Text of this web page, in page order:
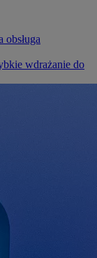
obsługa
wdrażanie do